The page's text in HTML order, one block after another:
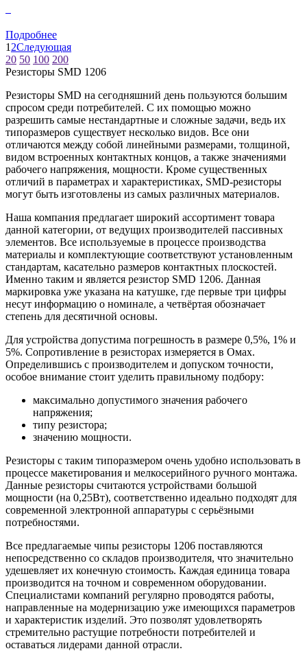
Подробнее
1 2Следующая
20 50 100 200
Резисторы SMD 1206
Резисторы SMD на сегодняшний день пользуются большим
спросом среди потребителей. С их помощью можно
разрешить самые нестандартные и сложные задачи, ведь их
типоразмеров существует несколько видов. Все они
отличаются между собой линейными размерами, толщиной,
видом встроенных контактных концов, а также значениями
рабочего напряжения, мощности. Кроме существенных
отличий в параметрах и характеристиках, SMD-резисторы
могут быть изготовлены из самых различных материалов.
Наша компания предлагает широкий ассортимент товара
данной категории, от ведущих производителей пассивных
элементов. Все используемые в процессе производства
материалы и комплектующие соответствуют установленным
стандартам, касательно размеров контактных плоскостей.
Именно таким и является резистор SMD 1206. Данная
маркировка уже указана на катушке, где первые три цифры
несут информацию о номинале, а четвёртая обозначает
степень для десятичной основы.
Для устройства допустима погрешность в размере 0,5%, 1% и
5%. Сопротивление в резисторах измеряется в Омах.
Определившись с производителем и допуском точности,
особое внимание стоит уделить правильному подбору:
максимально допустимого значения рабочего
напряжения;
типу резистора;
значению мощности.
Резисторы с таким типоразмером очень удобно использовать в
процессе макетирования и мелкосерийного ручного монтажа.
Данные резисторы считаются устройствами большой
мощности (на 0,25Вт), соответственно идеально подходят для
современной электронной аппаратуры с серьёзными
потребностями.
Все предлагаемые чипы резисторы 1206 поставляются
непосредственно со складов производителя, что значительно
удешевляет их конечную стоимость. Каждая единица товара
производится на точном и современном оборудовании.
Специалистами компаний регулярно проводятся работы,
направленные на модернизацию уже имеющихся параметров
и характеристик изделий. Это позволят удовлетворять
стремительно растущие потребности потребителей и
оставаться лидерами данной отрасли.